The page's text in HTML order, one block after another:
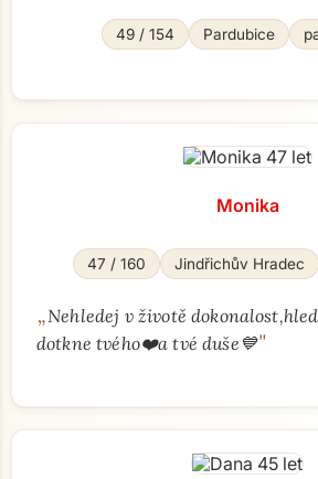
49 / 154 Pardubice
Monika
47 / 160 Jindřichův Hradec
„Nehledej v životě
dotkne tvého❤️a tvé duše💙"